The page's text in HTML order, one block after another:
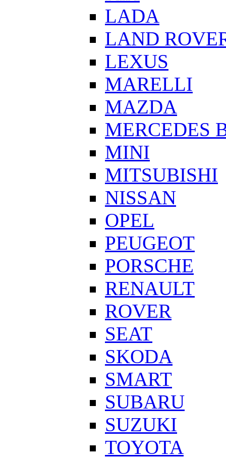
LADA
LAND
LEXUS
MARELLI
MAZDA
MERCEDES
MINI
MITSUBISHI
NISSAN
OPEL
PEUGEOT
PORSCHE
RENAULT
ROVER
SEAT
SKODA
SMART
SUBARU
SUZUKI
TOYOTA